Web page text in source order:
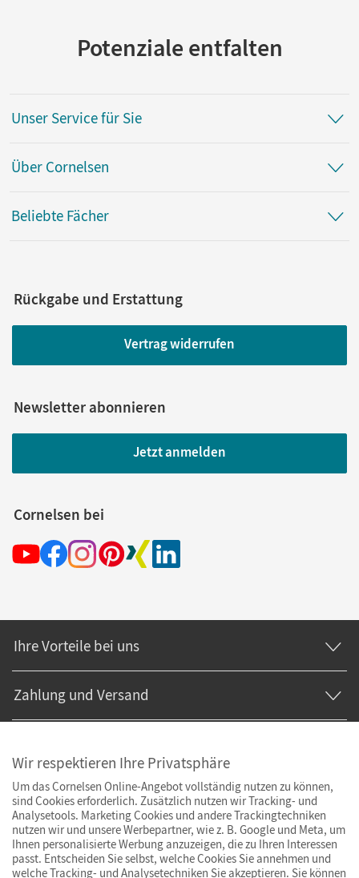
Potenziale entfalten
Unser Service für Sie
Über Cornelsen
Beliebte Fächer
Rückgabe und Erstattung
Vertrag widerrufen
Newsletter abonnieren
Jetzt anmelden
Cornelsen bei
Ihre Vorteile bei uns
Zahlung und Versand
Wir respektieren Ihre Privatsphäre
Um das Cornelsen Online-Angebot vollständig nutzen zu können,
sind Cookies erforderlich. Zusätzlich nutzen wir Tracking- und
Analysetools. Marketing Cookies und andere Trackingtechniken
nutzen wir und unsere Werbepartner, wie z. B. Google und Meta, um
Ihnen personalisierte Werbung anzuzeigen, die zu Ihren Interessen
passt. Entscheiden Sie selbst, welche Cookies Sie annehmen und
welche Tracking- und Analysetechniken Sie akzeptieren. Sie können